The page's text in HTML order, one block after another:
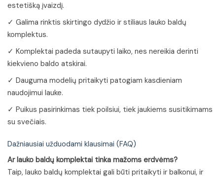
estetišką įvaizdį.
✓ Galima rinktis skirtingo dydžio ir stiliaus lauko baldų
komplektus.
✓ Komplektai padeda sutaupyti laiko, nes nereikia derinti
kiekvieno baldo atskirai.
✓ Dauguma modelių pritaikyti patogiam kasdieniam
naudojimui lauke.
✓ Puikus pasirinkimas tiek poilsiui, tiek jaukiems susitikimams
su svečiais.
Dažniausiai užduodami klausimai (FAQ)
Ar lauko baldų komplektai tinka mažoms erdvėms?
Taip, lauko baldų komplektai gali būti pritaikyti ir balkonui, ir